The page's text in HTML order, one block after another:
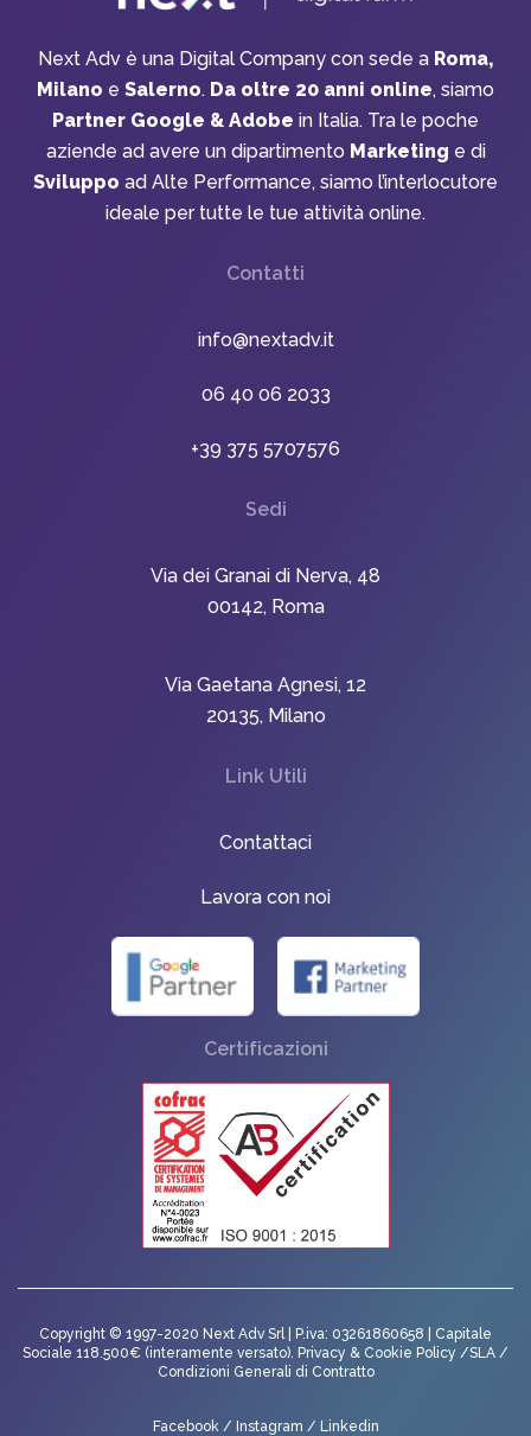
Next Adv è una Digital Company con sede a Roma,
Milano e Salerno. Da oltre 20 anni online, siamo
Partner Google & Adobe in Italia. Tra le poche
aziende ad avere un dipartimento Marketing e di
Sviluppo ad Alte Performance, siamo l’interlocutore
ideale per tutte le tue attività online.
Contatti
info@nextadv.it
06 40 06 2033
+39 375 5707576
Sedi
Via dei Granai di Nerva, 48
00142, Roma
Via Gaetana Agnesi, 12
20135, Milano
Link Utili
Contattaci
Lavora con noi
Certificazioni
Copyright © 1997-2020 Next Adv Srl | P.iva: 03261860658 | Capitale
Sociale 118.500€ (interamente versato). Privacy & Cookie Policy /SLA /
Condizioni Generali di Contratto
Facebook / Instagram / Linkedin